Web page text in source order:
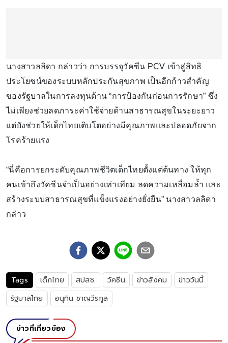
นางสาวลลิดา กล่าวว่า การบรรจุวัคซีน PCV เข้าสู่สิทธิ
ประโยชน์ของระบบหลักประกันสุขภาพ เป็นอีกก้าวสำคัญ
ของรัฐบาลในการลงทุนด้าน “การป้องกันก่อนการรักษา” ซึ่ง
ไม่เพียงช่วยลดภาระค่าใช้จ่ายด้านสาธารณสุขในระยะยาว
แต่ยังช่วยให้เด็กไทยเติบโตอย่างมีคุณภาพและปลอดภัยจาก
โรคร้ายแรง
“นี่คือการยกระดับคุณภาพชีวิตเด็กไทยตั้งแต่ต้นทาง ให้ทุก
คนเข้าถึงวัคซีนจำเป็นอย่างเท่าเทียม ลดความเหลื่อมล้ำ และ
สร้างระบบสาธารณสุขที่แข็งแรงอย่างยั่งยืน” นางสาวลลิดา
กล่าว
Tags เด็กไทย สปสช. วัคซีน ข่าวสังคม
ข่าววันนี้
รัฐบาลไทย
อนุทิน ชาญวีรกูล
ข่าวที่เกี่ยวข้อง